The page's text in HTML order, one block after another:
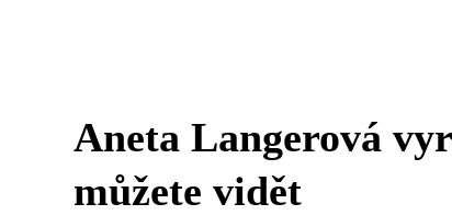
Aneta Langerová
můžete vidět